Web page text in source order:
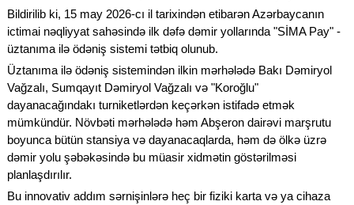
Bildirilib ki, 15 may 2026-cı il tarixindən etibarən Azərbaycanın
ictimai nəqliyyat sahəsində ilk dəfə dəmir yollarında "SİMA Pay" -
üztanıma ilə ödəniş sistemi tətbiq olunub.
Üztanıma ilə ödəniş sistemindən ilkin mərhələdə Bakı Dəmiryol
Vağzalı, Sumqayıt Dəmiryol Vağzalı və "Koroğlu"
dayanacağındakı turniketlərdən keçərkən istifadə etmək
mümkündür. Növbəti mərhələdə həm Abşeron dairəvi marşrutu
boyunca bütün stansiya və dayanacaqlarda, həm də ölkə üzrə
dəmir yolu şəbəkəsində bu müasir xidmətin göstərilməsi
planlaşdırılır.
Bu innovativ addım sərnişinlərə heç bir fiziki karta və ya cihaza